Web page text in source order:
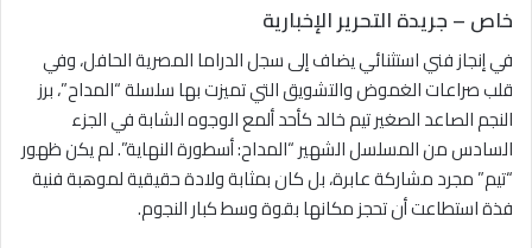
خاص – جريدة التحرير الإخبارية
في إنجاز فني استثنائي يضاف إلى سجل الدراما المصرية الحافل، وفي
قلب صراعات الغموض والتشويق التي تميزت بها سلسلة “المداح”، برز
النجم الصاعد الصغير تيم خالد كأحد ألمع الوجوه الشابة في الجزء
السادس من المسلسل الشهير “المداح: أسطورة النهاية”. لم يكن ظهور
“تيم” مجرد مشاركة عابرة، بل كان بمثابة ولادة حقيقية لموهبة فنية
فذة استطاعت أن تحجز مكانها بقوة وسط كبار النجوم.